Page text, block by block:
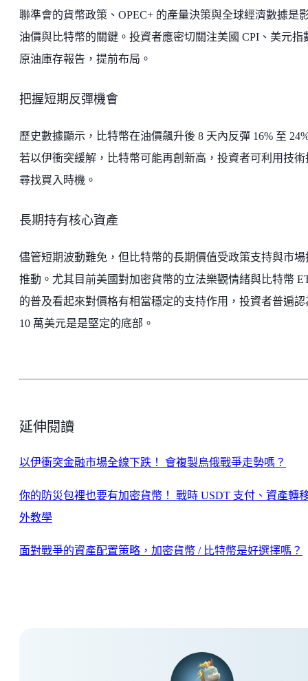
聯準會的貨幣政策、OPEC+ 的產量決策與全球經濟數據是
油價與比特幣的關鍵。投資者應密切關注美國 CPI、美元指
原油庫存報告，提前布局。
把握短期反彈機會
歷史數據顯示，比特幣在油價飆升後 8 天內反彈 16% 至
若以伊衝突緩解，比特幣可能再創新高，投資者可利用技術
尋找買入時機。
長期持有核心資產
儘管短期波動難免，但比特幣的長期價值受政策支持與市場
推動。尤其目前美國對加密貨幣的立法樂觀情緒與比特幣
的普及看起來對價格有相當穩定的支持作用，投資者普遍認
10 萬美元是是堅定的底部。
延伸閱讀
以伊衝突金融市場全線下跌！ 會複製烏俄戰爭走勢嗎？
你的防災包裡也要有加密貨幣！ 戰時 USDT 支付、資產轉
外教學
面對戰爭的資產配置策略，加密貨幣 / 比特幣是好選擇嗎？